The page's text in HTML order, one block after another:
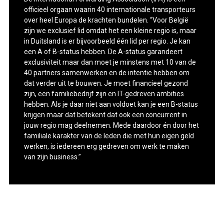
officieel orgaan waarin 40 internationale transporteurs
over heel Europa de krachten bundelen. “Voor België
zijn we exclusief lid omdat het een kleine regio is, maar
in Duitsland is er bijvoorbeeld één lid per regio. Je kan
een A of B-status hebben. De A-status garandeert
exclusiviteit maar dan moet je minstens met 10 van de
40 partners samenwerken en de intentie hebben om
dat verder uit te bouwen. Je moet financieel gezond
zijn, een familiebedrijf zijn en IT-gedreven ambities
hebben. Als je daar niet aan voldoet kan je een B-status
krijgen maar dat betekent dat ook een concurrent in
jouw regio mag deelnemen. Mede daardoor én door het
familiale karakter van de leden die met hun eigen geld
werken, is iedereen erg gedreven om werk te maken
van zijn business.”